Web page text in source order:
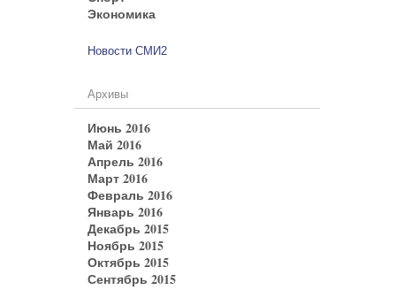
Экономика
Новости СМИ2
Архивы
Июнь 2016
Май 2016
Апрель 2016
Март 2016
Февраль 2016
Январь 2016
Декабрь 2015
Ноябрь 2015
Октябрь 2015
Сентябрь 2015